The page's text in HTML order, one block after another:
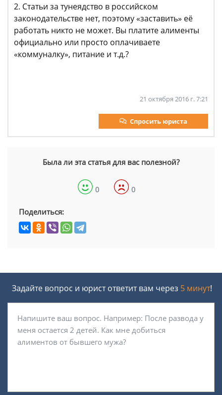
2. Статьи за тунеядство в российском
законодательстве нет, поэтому «заставить» её
работать никто не может. Вы платите алименты
официально или просто оплачиваете
«коммуналку», питание и т.д.?
21 октября 2016 г. 7:21
Спросить юриста
Была ли эта статья для вас полезной?
0 0
Поделиться:
Задайте вопрос и юрист ответит вам через 5 минут!